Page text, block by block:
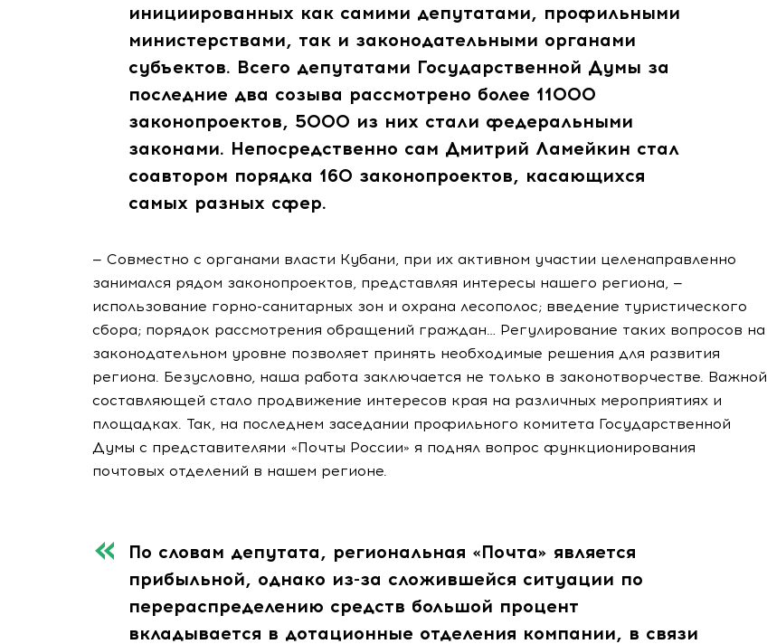
инициированных как самими депутатами, профильными
министерствами, так и законодательными органами
субъектов. Всего депутатами Государственной Думы за
последние два созыва рассмотрено более 11000
законопроектов, 5000 из них стали федеральными
законами. Непосредственно сам Дмитрий Ламейкин стал
соавтором порядка 160 законопроектов, касающихся
самых разных сфер.
— Совместно с органами власти Кубани, при их активном участии целенаправленно
занимался рядом законопроектов, представляя интересы нашего региона, —
использование горно-санитарных зон и охрана лесополос; введение туристического
сбора; порядок рассмотрения обращений граждан… Регулирование таких вопросов на
законодательном уровне позволяет принять необходимые решения для развития
региона. Безусловно, наша работа заключается не только в законотворчестве. Важной
составляющей стало продвижение интересов края на различных мероприятиях и
площадках. Так, на последнем заседании профильного комитета Государственной
Думы с представителями «Почты России» я поднял вопрос функционирования
почтовых отделений в нашем регионе.
По словам депутата, региональная «Почта» является
прибыльной, однако из-за сложившейся ситуации по
перераспределению средств большой процент
вкладывается в дотационные отделения компании, в связи